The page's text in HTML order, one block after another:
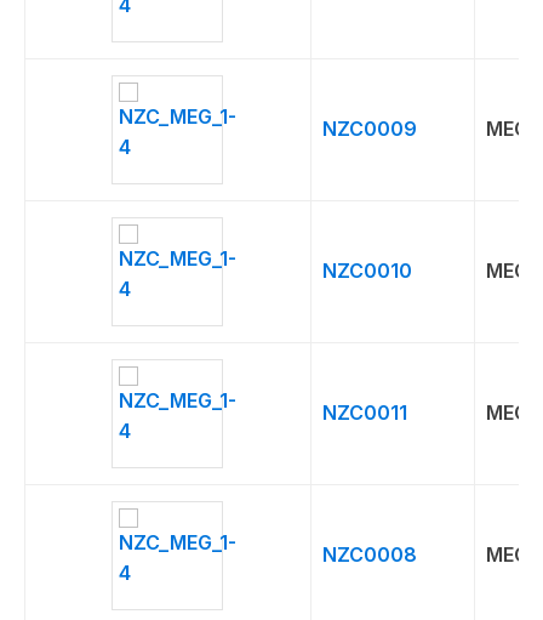
NZC0009 MEG
NZC0010 MEG
NZC0011 MEG
NZC0008 MEG